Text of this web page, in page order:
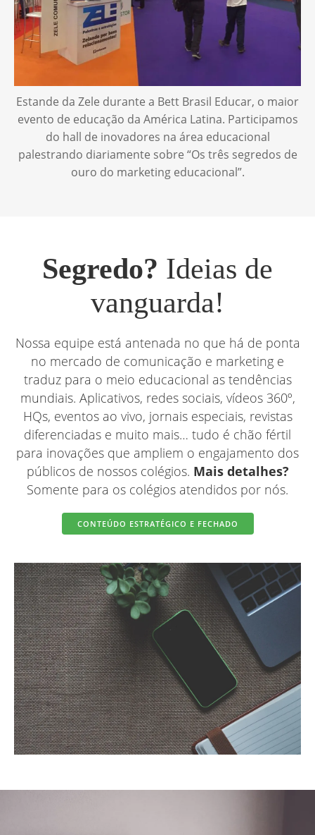
Estande da Zele durante a Bett Brasil Educar, o maior
evento de educação da América Latina. Participamos
do hall de inovadores na área educacional
palestrando diariamente sobre “Os três segredos de
ouro do marketing educacional”.
Segredo? Ideias de
vanguarda!
Nossa equipe está antenada no que há de ponta
no mercado de comunicação e marketing e
traduz para o meio educacional as tendências
mundiais. Aplicativos, redes sociais, vídeos 360º,
HQs, eventos ao vivo, jornais especiais, revistas
diferenciadas e muito mais… tudo é chão fértil
para inovações que ampliem o engajamento dos
públicos de nossos colégios. Mais detalhes?
Somente para os colégios atendidos por nós.
CONTEÚDO ESTRATÉGICO E FECHADO